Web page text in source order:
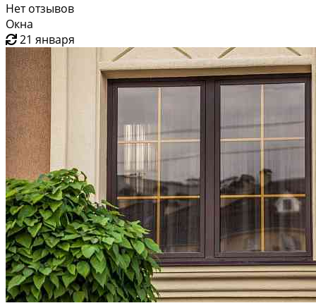
Нет отзывов
Окна
21 января